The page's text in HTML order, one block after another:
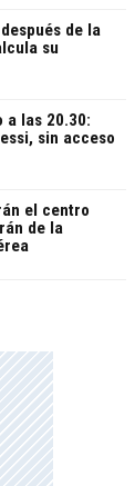
de la
su
a las 20.30:
sin acceso
el centro
de la